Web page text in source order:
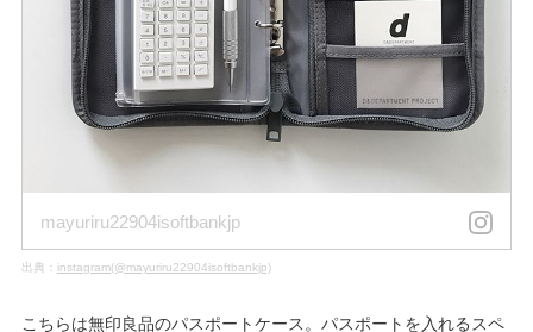
mayuriru22904isoftbankjp
出典： instagram(@mayuriru22904isoftbankjp)
こちらは無印良品のパスポートケース。パスポートを入れるスペ